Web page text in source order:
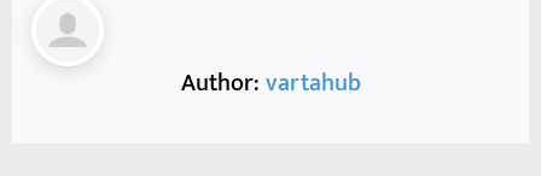
Author:vartahub